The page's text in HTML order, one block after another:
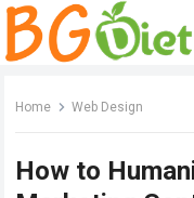
Home Web Design
How to